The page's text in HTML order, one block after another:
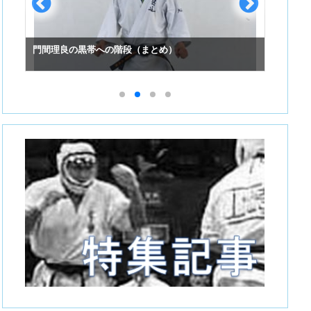
門間理良の黒帯への階段（まとめ）